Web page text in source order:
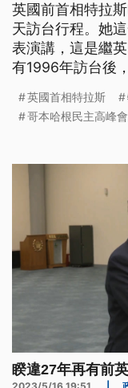
英國前首相特拉
天訪台行程。她
表演講，這是繼
有1996年訪台後
英國首相特拉斯
哥本哈根民主高峰會
睽違27年再有前